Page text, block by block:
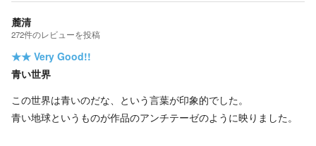
麓清
272件のレビューを投稿
★★ Very Good!!
青い世界
この世界は青いのだな、という言葉が印象的でした。
青い地球というものが作品のアンチテーゼのように映りました。